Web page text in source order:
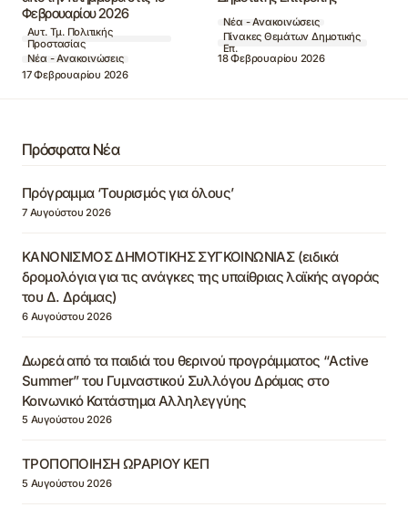
Φεβρουαρίου 2026
Αυτ. Τμ. Πολιτικής
Προστασίας
Νέα - Ανακοινώσεις
17 Φεβρουαρίου 2026
Νέα - Ανακοινώσεις
Πίνακες Θεμάτων Δημοτικής
Επ.
18 Φεβρουαρίου 2026
Πρόσφατα Νέα
Πρόγραμμα ‘Τουρισμός για όλους’
7 Αυγούστου 2026
ΚΑΝΟΝΙΣΜΟΣ ΔΗΜΟΤΙΚΗΣ ΣΥΓΚΟΙΝΩΝΙΑΣ (ειδικά
δρομολόγια για τις ανάγκες της υπαίθριας λαϊκής αγοράς
του Δ. Δράμας)
6 Αυγούστου 2026
Δωρεά από τα παιδιά του θερινού προγράμματος “Active
Summer” του Γυμναστικού Συλλόγου Δράμας στο
Κοινωνικό Κατάστημα Αλληλεγγύης
5 Αυγούστου 2026
ΤΡΟΠΟΠΟΙΗΣΗ ΩΡΑΡΙΟΥ ΚΕΠ
5 Αυγούστου 2026